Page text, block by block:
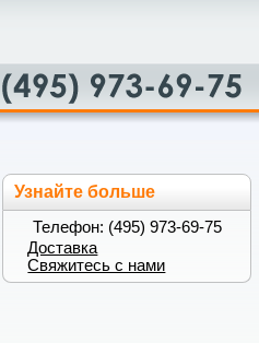
Узнайте больше
Телефон: (495) 973-69-75
Доставка
Свяжитесь с нами